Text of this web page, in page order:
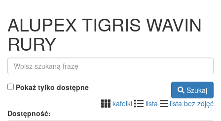
ALUPEX TIGRIS WAVIN
RURY
Pokaż tylko dostępne
Szukaj
kafelki
lista
lista bez zdjęć
Dostępność: